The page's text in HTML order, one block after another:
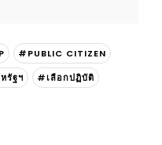
#PUBLIC CITIZEN
รัฐฯ
#เลือกปฏิบัติ